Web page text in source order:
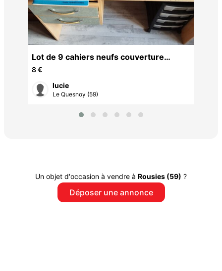
Lot de 9 cahiers neufs couverture
plastifiée
8 €
lucie
Le Quesnoy (59)
Un objet d'occasion à vendre à Rousies (59) ?
Déposer une annonce